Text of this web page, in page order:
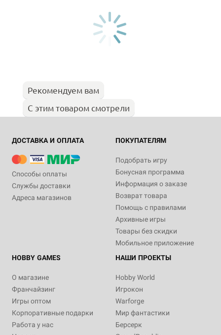
Рекомендуем вам
С этим товаром смотрели
ДОСТАВКА И ОПЛАТА
Способы оплаты
Службы доставки
Адреса магазинов
ПОКУПАТЕЛЯМ
Подобрать игру
Бонусная программа
Информация о заказе
Возврат товара
Помощь с правилами
Архивные игры
Товары без скидки
Мобильное приложение
HOBBY GAMES
О магазине
Франчайзинг
Игры оптом
Корпоративные подарки
Работа у нас
НАШИ ПРОЕКТЫ
Hobby World
Игрокон
Warforge
Мир фантастики
Берсерк